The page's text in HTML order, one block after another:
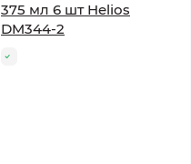
375 мл 6 шт Helios
DM344-2